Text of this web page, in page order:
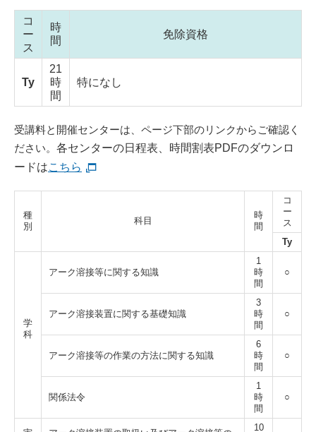
コ
ー
ス
時
間
免除資格
Ty
21
時
間
特になし
受講料と開催センターは、ページ下部のリンクからご確認く
ださい。 各センターの日程表、時間割表PDFのダウンロ
ードはこちら
種
別
科目
時
間
コ
ー
ス
Ty
学
科
アーク溶接等に関する知識
1
時
間
○
アーク溶接装置に関する基礎知識
3
時
間
○
アーク溶接等の作業の方法に関する知識
6
時
間
○
関係法令
1
時
間
○
10